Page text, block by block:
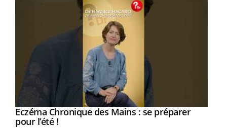
Youtube
Eczéma Chronique des Mains : se préparer
pour l’été !Youtube